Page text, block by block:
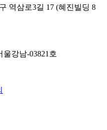
역삼로3길 17 (혜진빌딩 8
강남-03821호